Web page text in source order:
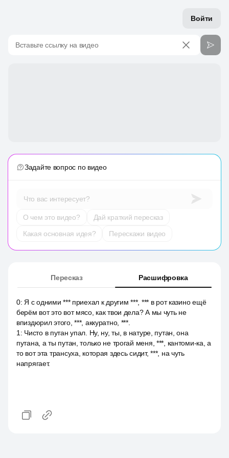
Войти
Вставьте ссылку на видео
Задайте вопрос по видео
Что вас интересует?
О чем это видео?
Дай краткий пересказ
Какая основная идея?
Перескажи видео
Пересказ Расшифровка
0: Я с одними *** приехал к другим ***, *** в рот казино ещё
берём вот это вот мясо, как твои дела? А мы чуть не
впиздюрил этого, ***, аккуратно, ***.
1 : Чисто в путан упал. Ну, ну, ты, в натуре, путан, она
путана, а ты путан, только не трогай меня, ***, кантоми-ка, а
то вот эта трансуха, которая здесь сидит, ***, на чуть
напрягает.